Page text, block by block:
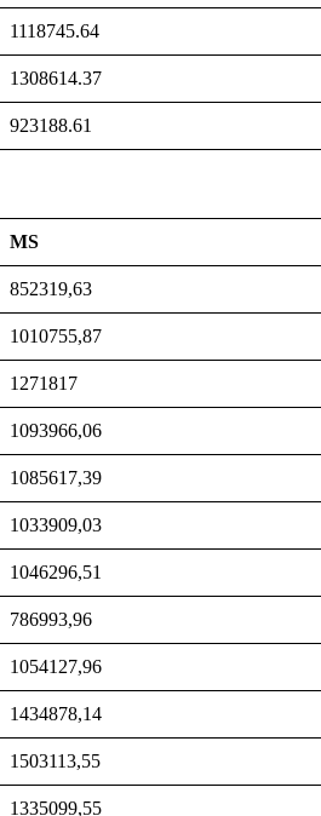
1118745.64
1308614.37
923188.61
MS
852319,63
1010755,87
1271817
1093966,06
1085617,39
1033909,03
1046296,51
786993,96
1054127,96
1434878,14
1503113,55
1335099,55